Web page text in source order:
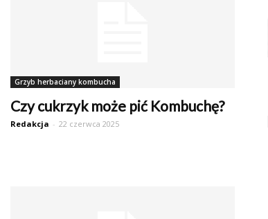
Grzyb herbaciany kombucha
Czy cukrzyk może pić Kombuchę?
Redakcja - 22 czerwca 2025